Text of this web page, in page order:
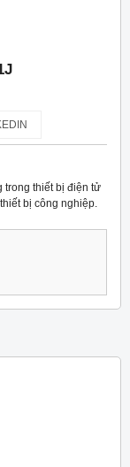
trong thiết bị điện tử
bị công nghiệp.